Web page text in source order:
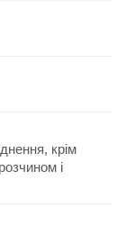
крім
і